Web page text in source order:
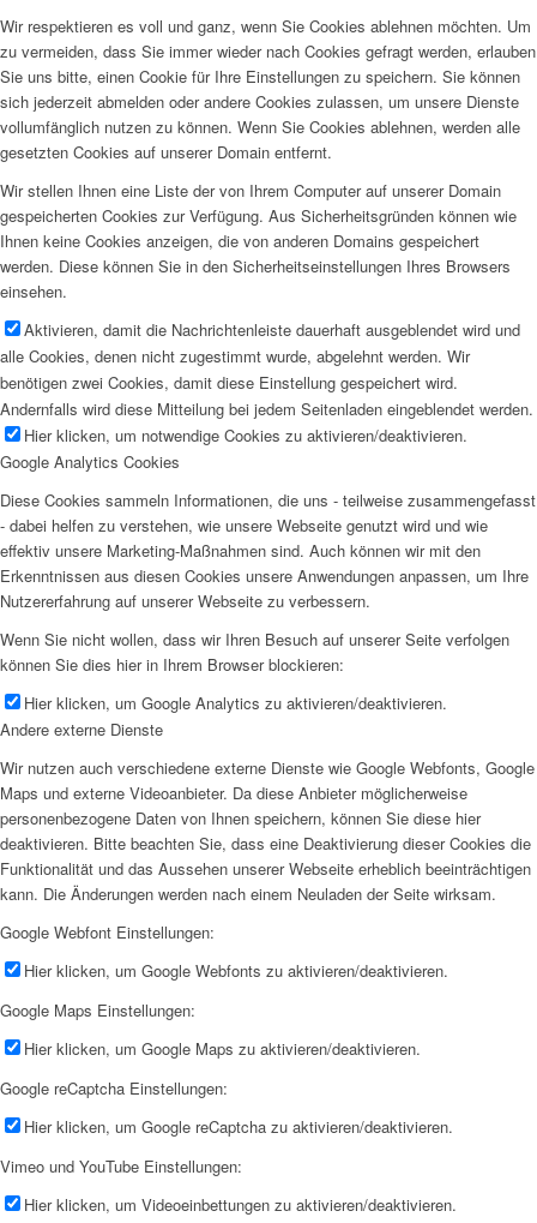
Wir respektieren es voll und ganz, wenn Sie Cookies ablehnen möchten. Um
zu vermeiden, dass Sie immer wieder nach Cookies gefragt werden, erlauben
Sie uns bitte, einen Cookie für Ihre Einstellungen zu speichern. Sie können
sich jederzeit abmelden oder andere Cookies zulassen, um unsere Dienste
vollumfänglich nutzen zu können. Wenn Sie Cookies ablehnen, werden alle
gesetzten Cookies auf unserer Domain entfernt.
Wir stellen Ihnen eine Liste der von Ihrem Computer auf unserer Domain
gespeicherten Cookies zur Verfügung. Aus Sicherheitsgründen können wie
Ihnen keine Cookies anzeigen, die von anderen Domains gespeichert
werden. Diese können Sie in den Sicherheitseinstellungen Ihres Browsers
einsehen.
Aktivieren, damit die Nachrichtenleiste dauerhaft ausgeblendet wird und
alle Cookies, denen nicht zugestimmt wurde, abgelehnt werden. Wir
benötigen zwei Cookies, damit diese Einstellung gespeichert wird.
Andernfalls wird diese Mitteilung bei jedem Seitenladen eingeblendet werden.
Hier klicken, um notwendige Cookies zu aktivieren/deaktivieren.
Google Analytics Cookies
Diese Cookies sammeln Informationen, die uns - teilweise zusammengefasst
- dabei helfen zu verstehen, wie unsere Webseite genutzt wird und wie
effektiv unsere Marketing-Maßnahmen sind. Auch können wir mit den
Erkenntnissen aus diesen Cookies unsere Anwendungen anpassen, um Ihre
Nutzererfahrung auf unserer Webseite zu verbessern.
Wenn Sie nicht wollen, dass wir Ihren Besuch auf unserer Seite verfolgen
können Sie dies hier in Ihrem Browser blockieren:
Hier klicken, um Google Analytics zu aktivieren/deaktivieren.
Andere externe Dienste
Wir nutzen auch verschiedene externe Dienste wie Google Webfonts, Google
Maps und externe Videoanbieter. Da diese Anbieter möglicherweise
personenbezogene Daten von Ihnen speichern, können Sie diese hier
deaktivieren. Bitte beachten Sie, dass eine Deaktivierung dieser Cookies die
Funktionalität und das Aussehen unserer Webseite erheblich beeinträchtigen
kann. Die Änderungen werden nach einem Neuladen der Seite wirksam.
Google Webfont Einstellungen:
Hier klicken, um Google Webfonts zu aktivieren/deaktivieren.
Google Maps Einstellungen:
Hier klicken, um Google Maps zu aktivieren/deaktivieren.
Google reCaptcha Einstellungen:
Hier klicken, um Google reCaptcha zu aktivieren/deaktivieren.
Vimeo und YouTube Einstellungen:
Hier klicken, um Videoeinbettungen zu aktivieren/deaktivieren.